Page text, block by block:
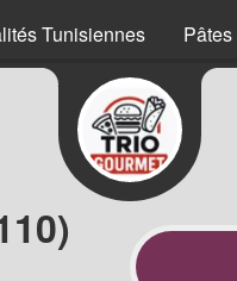
Tunisiennes Pâtes